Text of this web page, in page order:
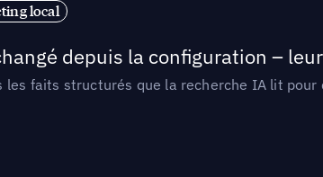
local
depuis la configuration –
faits structurés que la recherche IA lit pour